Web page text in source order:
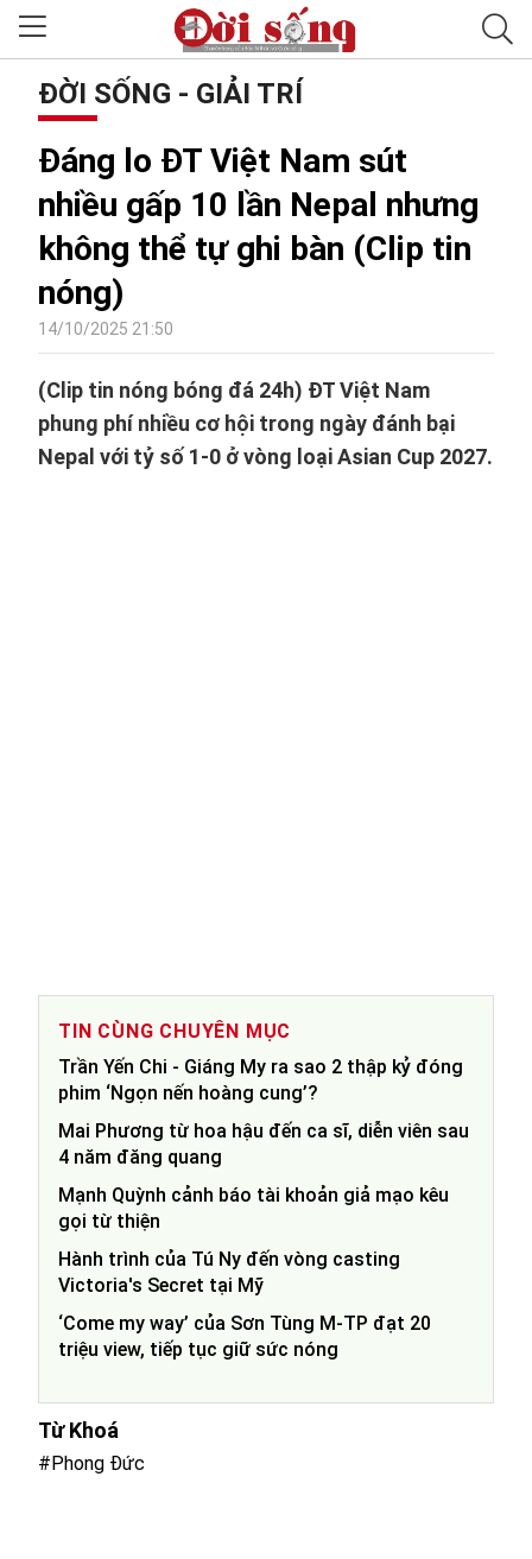
ĐỜI SỐNG - GIẢI TRÍ
Đáng lo ĐT Việt Nam sút
nhiều gấp 10 lần Nepal nhưng
không thể tự ghi bàn (Clip tin
nóng)
14/10/2025 21:50
(Clip tin nóng bóng đá 24h) ĐT Việt Nam
phung phí nhiều cơ hội trong ngày đánh bại
Nepal với tỷ số 1-0 ở vòng loại Asian Cup 2027.
TIN CÙNG CHUYÊN MỤC
Trần Yến Chi - Giáng My ra sao 2 thập kỷ đóng
phim ‘Ngọn nến hoàng cung’?
Mai Phương từ hoa hậu đến ca sĩ, diễn viên sau
4 năm đăng quang
Mạnh Quỳnh cảnh báo tài khoản giả mạo kêu
gọi từ thiện
Hành trình của Tú Ny đến vòng casting
Victoria's Secret tại Mỹ
‘Come my way’ của Sơn Tùng M-TP đạt 20
triệu view, tiếp tục giữ sức nóng
Từ Khoá
#Phong Đức